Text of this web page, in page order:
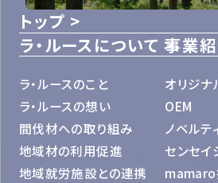
トップ
ラ・ルースについて
ラ・ルースのこと
ラ・ルースの想い
間伐材への取り組み
地域材の利用促進
地域就労施設との連携
事業
オリジ
OEM
ノベルテ
センセイ
mamaro